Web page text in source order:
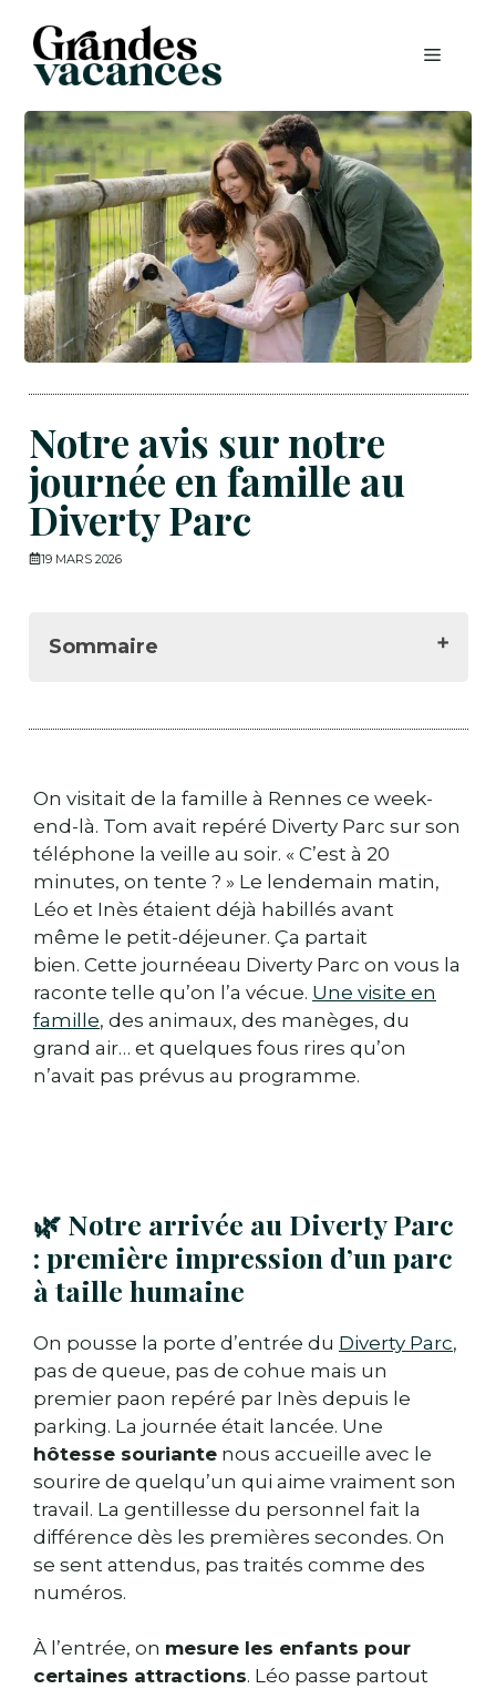
contenu
MENU
Notre avis sur notre
journée en famille au
Diverty Parc
19 MARS 2026
Sommaire
enfants veulent déjà tout tester
🐄 Direction la ferme : les animaux qui
ont fait fondre les enfants
🌳 Une journée en pleine nature où les
enfants se sont vraiment bien amusés
⭐ Notre avis sur Diverty Parc après une
journée complète
🎟️ Conseils pour visiter Diverty Parc en
famille (tarifs, billetterie, infos
pratiques)
💬 Vos questions sur Diverty Parc, nos
On visitait de la famille à Rennes ce week-
end-là. Tom avait repéré Diverty Parc sur son
téléphone la veille au soir. « C’est à 20
minutes, on tente ? » Le lendemain matin,
Léo et Inès étaient déjà habillés avant
même le petit-déjeuner. Ça partait
bien. Cette journéeau Diverty Parc on vous la
raconte telle qu’on l’a vécue. Une visite en
famille, des animaux, des manèges, du
grand air… et quelques fous rires qu’on
n’avait pas prévus au programme.
🌿 Notre arrivée au Diverty Parc
: première impression d’un parc
à taille humaine
On pousse la porte d’entrée du Diverty Parc,
pas de queue, pas de cohue mais un
premier paon repéré par Inès depuis le
parking. La journée était lancée. Une
hôtesse souriante nous accueille avec le
sourire de quelqu’un qui aime vraiment son
travail. La gentillesse du personnel fait la
différence dès les premières secondes. On
se sent attendus, pas traités comme des
numéros.
À l’entrée, on mesure les enfants pour
certaines attractions. Léo passe partout